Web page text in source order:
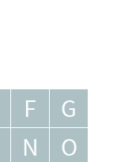
F
G
N
O